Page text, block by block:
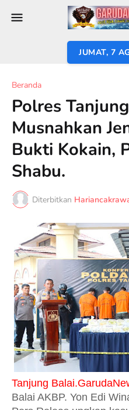
JUMAT, 7
Beranda
Polres
Musnahkan
Bukti Kokain,
Shabu.
Diterbitkan
Tanjung
Balai AKBP. Yon Edi